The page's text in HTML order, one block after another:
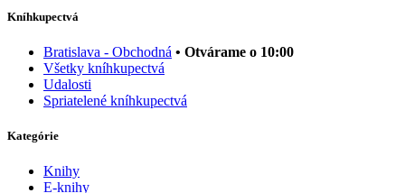
Kníhkupectvá
Bratislava - Obchodná • Otvárame o 10:00
Všetky kníhkupectvá
Udalosti
Spriatelené kníhkupectvá
Kategórie
Knihy
E-knihy